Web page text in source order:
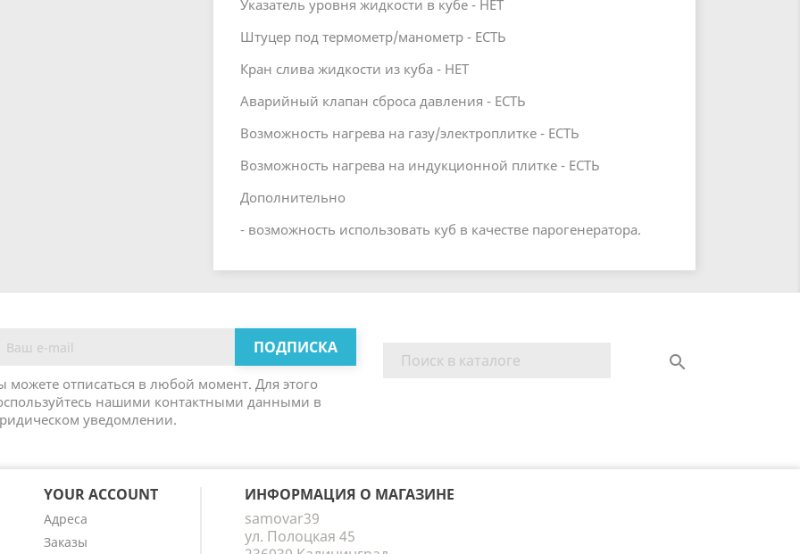
Указатель уровня жидкости в кубе - НЕТ
Штуцер под термометр/манометр - ЕСТЬ
Кран слива жидкости из куба - НЕТ
Аварийный клапан сброса давления - ЕСТЬ
Возможность нагрева на газу/электроплитке - ЕСТЬ
Возможность нагрева на индукционной плитке - ЕСТЬ
Дополнительно
- возможность использовать куб в качестве парогенератора.
можете отписаться в любой момент. Для этого
нашими контактными данными в
уведомлении.

YOUR ACCOUNT
Адреса
Заказы
ИНФОРМАЦИЯ О МАГАЗИНЕ
samovar39
ул. Полоцкая 45